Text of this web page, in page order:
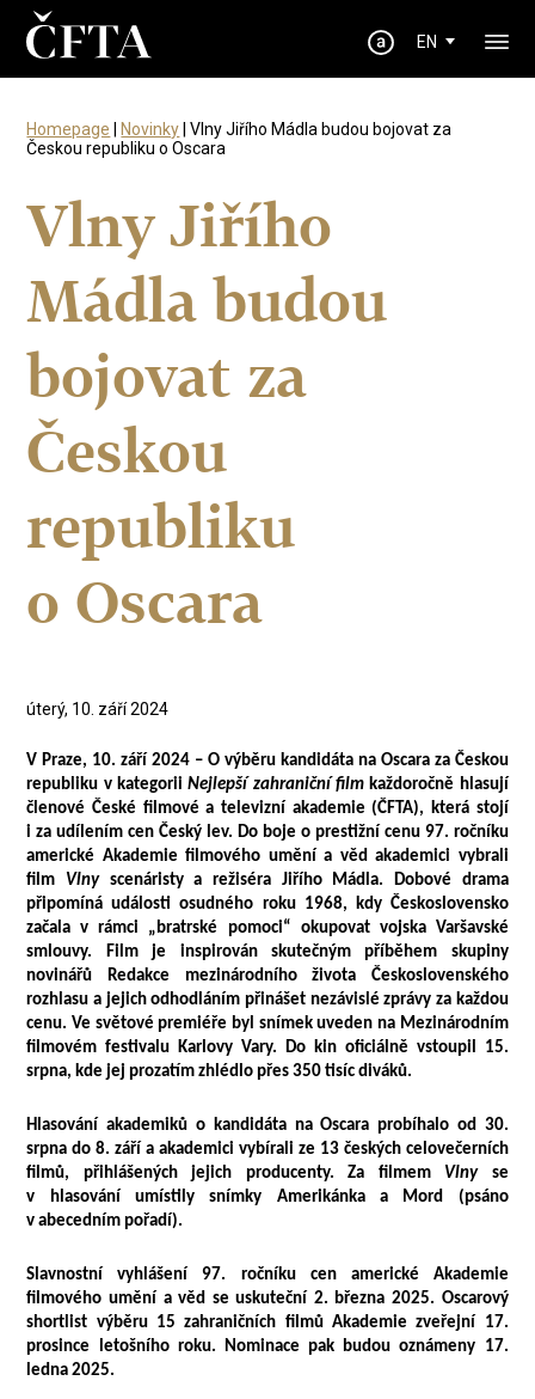
EN
Homepage Novinky | Vlny Jiřího Mádla budou bojovat za
Českou republiku o Oscara
Vlny Jiřího
Mádla budou
bojovat za
Českou
republiku
o Oscara
úterý, 10. září 2024
V Praze, 10. září 2024 – O výběru kandidáta na Oscara za Českou
republiku v kategoriiNejlepší zahraniční filmkaždoročně hlasují
členové České filmové a televizní akademie (ČFTA), která stojí
i za udílením cen Český lev. Do boje o prestižní cenu 97. ročníku
americké Akademie filmového umění a věd akademici vybrali
film Vlnyscenáristy a režiséra Jiřího Mádla. Dobové drama
připomíná události osudného roku 1968, kdy Československo
začala v rámci „bratrské pomoci“ okupovat vojska Varšavské
smlouvy. Film je inspirován skutečným příběhem skupiny
novinářů Redakce mezinárodního života Československého
rozhlasu a jejich odhodláním přinášet nezávislé zprávy za každou
cenu. Ve světové premiéře byl snímek uveden na Mezinárodním
filmovém festivalu Karlovy Vary. Do kin oficiálně vstoupil 15.
srpna, kde jej prozatím zhlédlo přes 350 tisíc diváků.
Hlasování akademiků o kandidáta na Oscara probíhalo od 30.
srpna do 8. září a akademici vybírali ze 13 českých celovečerních
filmů, přihlášených jejich producenty. Za filmem Vlnyse
v hlasování umístily snímky Amerikánka a Mord (psáno
v abecedním pořadí).
Slavnostní vyhlášení 97. ročníku cen americké Akademie
filmového umění a věd se uskuteční 2. března 2025. Oscarový
shortlist výběru 15 zahraničních filmů Akademie zveřejní 17.
prosince letošního roku. Nominace pak budou oznámeny 17.
ledna 2025.